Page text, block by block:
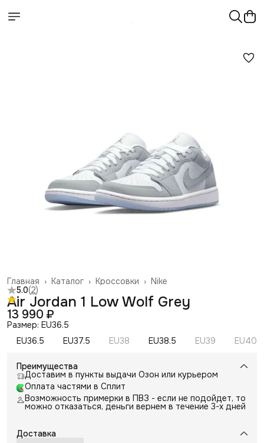
Nike
Кроссовки ›
Каталог ›
Главная ›
5.0(2)
Air Jordan 1 Low Wolf Grey
13 990 ₽
Размер: EU36.5
EU36.5
EU37.5 EU38 EU38.5 EU39 EU40
Преимущества
Доставим в пункты выдачи Озон или курьером
Оплата частями в Сплит
Возможность примерки в ПВЗ - если не подойдет, то
можно отказаться, деньги вернем в течение 3-х дней
Доставка